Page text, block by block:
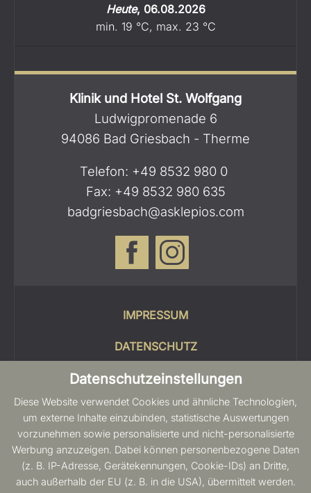
Datenschutzeinstellungen
Diese Website verwendet Cookies und ähnliche Technologien,
um externe Inhalte einzubinden, statistische Auswertungen
vorzunehmen sowie personalisierte und nicht-personalisierte
Werbung anzuzeigen. Dabei können personenbezogene Daten
(z. B. IP-Adresse, Gerätekennungen, Cookie-IDs) an Dritte,
auch außerhalb der EU (z. B. in die USA), übermittelt werden.
Heute, 06.08.2026
min. 19 °C, max. 23 °C
Klinik und Hotel St. Wolfgang
Ludwigpromenade 6
94086 Bad Griesbach - Therme
Telefon: +49 8532 980 0
Fax: +49 8532 980 635
badgriesbach@asklepios.com
IMPRESSUM
DATENSCHUTZ
COOKIES
SITEMAP
BARRIEREFREIHEIT